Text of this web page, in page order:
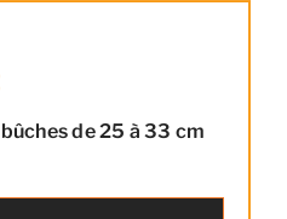
de 25 à 33 cm